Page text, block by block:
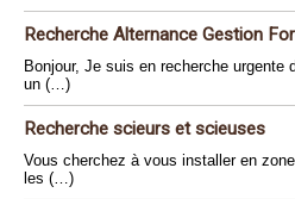
Recherche Alternance Gestion
Bonjour, Je suis en recherche urgente
un (…)
Recherche scieurs et scieuses
Vous cherchez à vous installer en
les (…)